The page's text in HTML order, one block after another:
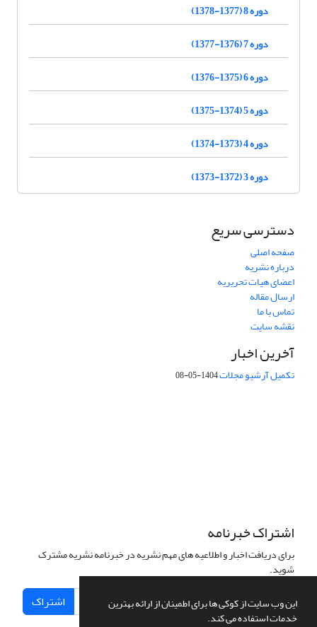
این وب سایت از کوکی ها برای اطمینان از ارائه بهترین
خدمات استفاده می کند.
دوره 8 (1377-1378)
دوره 7 (1376-1377)
دوره 6 (1375-1376)
دوره 5 (1374-1375)
دوره 4 (1373-1374)
دوره 3 (1372-1373)
دسترسی سریع
صفحه اصلی
درباره نشریه
اعضای هیات تحریریه
ارسال مقاله
تماس با ما
نقشه سایت
آخرین اخبار
تکمیل آرشیو مجلات1404-05-08
اشتراک خبرنامه
برای دریافت اخبار و اطلاعیه های مهم نشریه در خبرنامه نشریه مشترک
شوید.
اشتراک